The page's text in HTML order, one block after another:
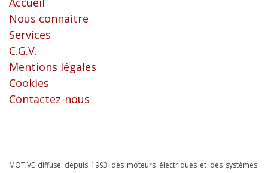
Nous connaitre
Services
C.G.V.
Mentions légales
Cookies
Contactez-nous
MOTIVE diffuse depuis 1993 des moteurs électriques et des systèmes